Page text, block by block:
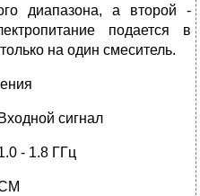
диапазона, а второй -
подается в
на один смеситель.
Входной сигнал
- 1.8 ГГц